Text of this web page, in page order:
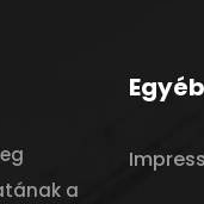
a
Egyéb